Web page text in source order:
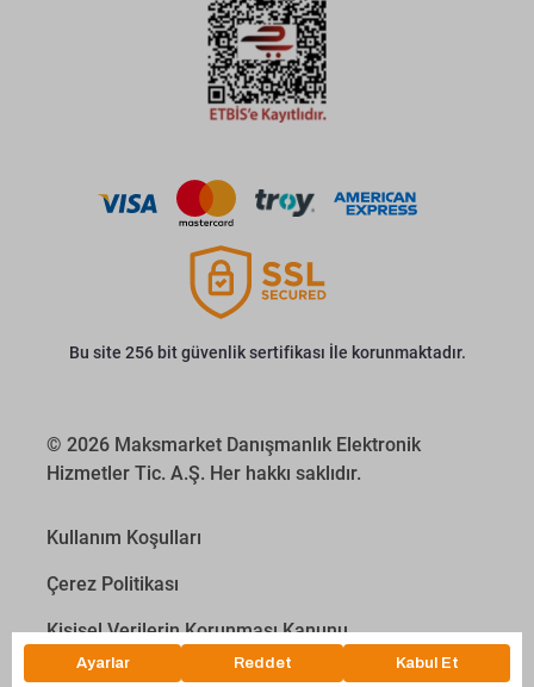
Bu site 256 bit güvenlik sertifikası İle korunmaktadır.
© 2026 Maksmarket Danışmanlık Elektronik
Hizmetler Tic. A.Ş. Her hakkı saklıdır.
Kullanım Koşulları
Çerez Politikası
Kişisel Verilerin Korunması Kanunu
İletişim Aydınlatma Metni